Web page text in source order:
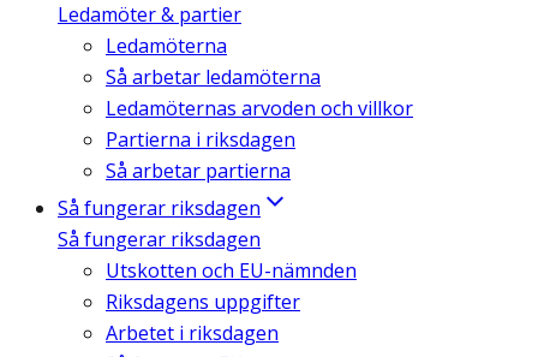
Ledamöter & partier
Ledamöterna
Så arbetar ledamöterna
Ledamöternas arvoden och villkor
Partierna i riksdagen
Så arbetar partierna
Så fungerar riksdagen
Så fungerar riksdagen
Utskotten och EU-nämnden
Riksdagens uppgifter
Arbetet i riksdagen